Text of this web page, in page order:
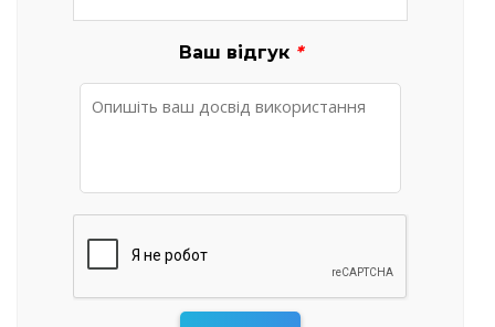
Ваш відгук *